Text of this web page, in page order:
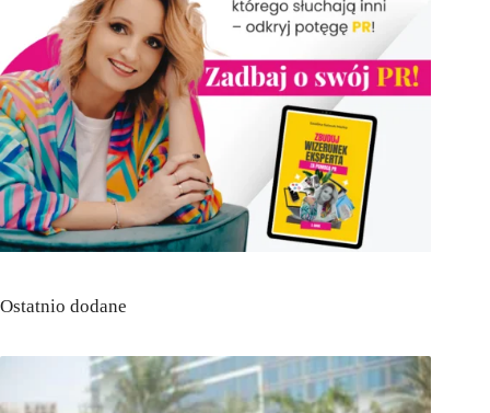
Ostatnio dodane